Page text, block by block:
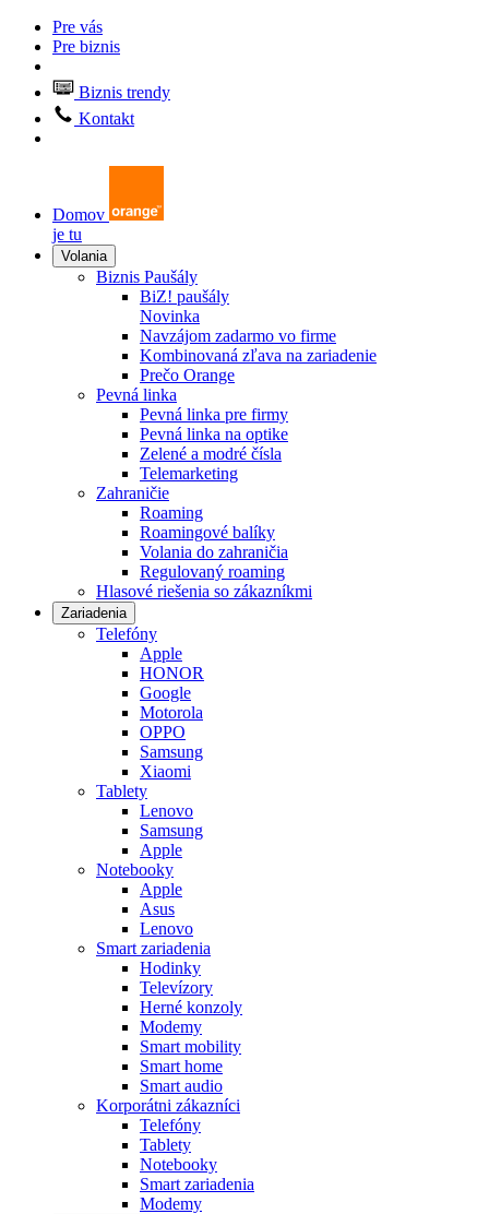
Pre vás
Pre biznis
Biznis trendy
Kontakt
Domov
je tu
Volania
Biznis Paušály
BiZ! paušály
Novinka
Navzájom zadarmo vo firme
Kombinovaná zľava na zariadenie
Prečo Orange
Pevná linka
Pevná linka pre firmy
Pevná linka na optike
Zelené a modré čísla
Telemarketing
Zahraničie
Roaming
Roamingové balíky
Volania do zahraničia
Regulovaný roaming
Hlasové riešenia so zákazníkmi
Zariadenia
Telefóny
Apple
HONOR
Google
Motorola
OPPO
Samsung
Xiaomi
Tablety
Lenovo
Samsung
Apple
Notebooky
Apple
Asus
Lenovo
Smart zariadenia
Hodinky
Televízory
Herné konzoly
Modemy
Smart mobility
Smart home
Smart audio
Korporátni zákazníci
Telefóny
Tablety
Notebooky
Smart zariadenia
Modemy